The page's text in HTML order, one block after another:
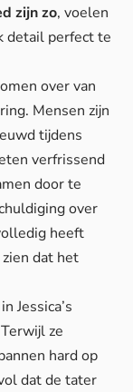
zijn zo, voelen
detail perfect te
over van
Mensen zijn
tijdens
verfrissend
door te
over
heeft
dat het
Jessica’s
ze
hard op
dat de tater